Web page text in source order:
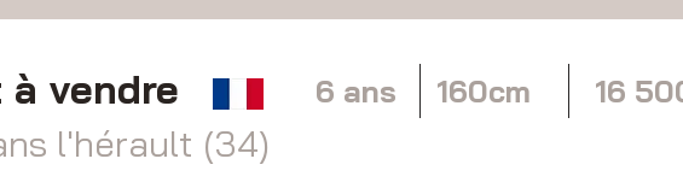
vendre 6 ans
l'hérault (34)
160cm 16